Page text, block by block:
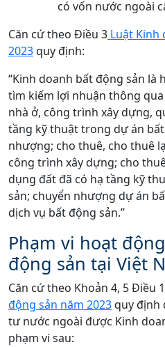
Căn cứ theo Điều 3 Luật Kinh
2023quy định:
“Kinh doanh bất động sản là
tìm kiếm lợi nhuận thông
nhà ở, công trình xây dựng,
tầng kỹ thuật trong dự án
nhượng; cho thuê, cho thuê
công trình xây dựng; cho
dụng đất đã có hạ tầng kỹ
sản; chuyển nhượng dự án
dịch vụ bất động sản.”
Phạm vi hoạt
động sản tại Việt
Căn cứ theo Khoản 4, 5 Điều
động sản năm 2023quy định
tư nước ngoài được Kinh
phạm vi sau: